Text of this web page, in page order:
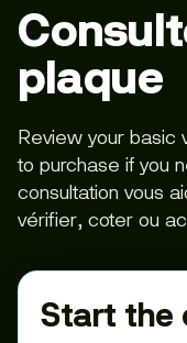
plaque
Review your basic
to purchase if you
consultation vous
vérifier, coter ou
Start the